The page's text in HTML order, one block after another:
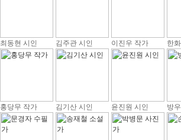
최동현 시인 김주관 시인 이진우 작가 한
홍당무 작가 김기산 시인 윤진원 시인 방